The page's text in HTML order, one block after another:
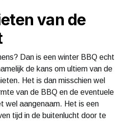
van de
Dan is een winter BBQ echt
de kans om ultiem van de
Het is dan misschien wel
van de BBQ en de eventuele
wel aangenaam. Het is een
tijd in de buitenlucht door te